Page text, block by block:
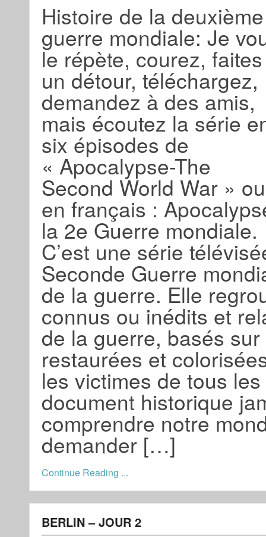
Histoire de la deuxième
guerre mondiale: Je
le répète, courez, faites
un détour, téléchargez,
demandez à des amis,
mais écoutez la série
six épisodes de
« Apocalypse-The
Second World War » ou
en français :
la 2e Guerre mondiale.
C’est une série
Seconde Guerre
de la guerre. Elle
connus ou inédits et
de la guerre, basés
restaurées et
les victimes de tous
document historique
comprendre notre
demander […]
Continue Reading ...
BERLIN – JOUR 2